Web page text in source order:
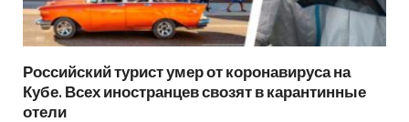
Российский турист умер от коронавируса на
Кубе. Всех иностранцев свозят в карантинные
отели